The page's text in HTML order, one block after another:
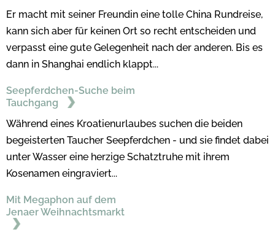
Er macht mit seiner Freundin eine tolle China Rundreise,
kann sich aber für keinen Ort so recht entscheiden und
verpasst eine gute Gelegenheit nach der anderen. Bis es
dann in Shanghai endlich klappt...
Seepferdchen-Suche beim
Tauchgang
Während eines Kroatienurlaubes suchen die beiden
begeisterten Taucher Seepferdchen - und sie findet dabei
unter Wasser eine herzige Schatztruhe mit ihrem
Kosenamen eingraviert...
Mit Megaphon auf dem
Jenaer Weihnachtsmarkt